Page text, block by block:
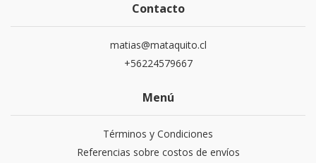
Contacto
matias@mataquito.cl
+56224579667
Menú
Términos y Condiciones
Referencias sobre costos de envíos